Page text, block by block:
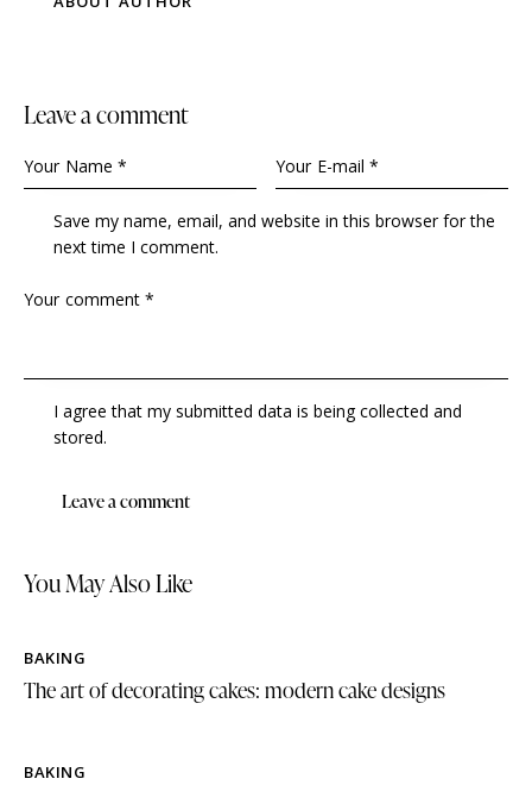
Leave a comment
Save my name, email, and website in this browser for the
next time I comment.
I agree that my submitted data is being collected and
stored.
You May Also Like
BAKING
The art of decorating cakes: modern cake designs
BAKING